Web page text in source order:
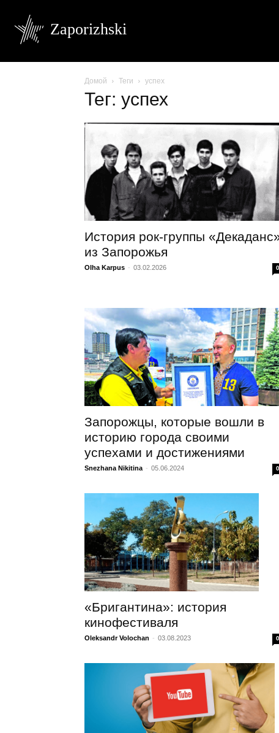
Zaporizhski
Домой Теги успех
Тег: успех
История рок-группы
из Запорожья
Olha Karpus - 03.02.2026 0
Запорожцы, которые вошли в
историю города своими
успехами и достижениями
Snezhana Nikitina - 05.06.2024 0
«Бригантина»: история
кинофестиваля
Oleksandr Volochan - 03.08.2023 0